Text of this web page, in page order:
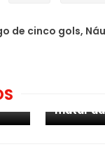
de cinco gols,
matar